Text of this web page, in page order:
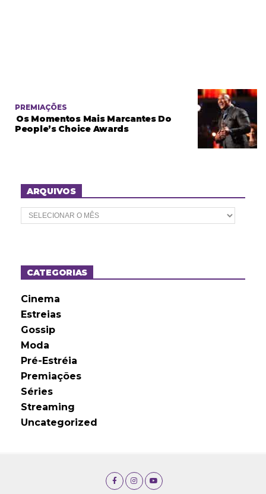
PREMIAÇÕES
Os Momentos Mais Marcantes Do
People’s Choice Awards
ARQUIVOS
A
r
o
sCATEGORIAS
Cinema
Estreias
Gossip
Moda
Pré-Estréia
Premiações
Séries
Streaming
Uncategorized